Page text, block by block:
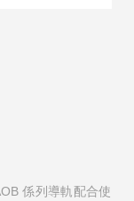
係列導軌配合使